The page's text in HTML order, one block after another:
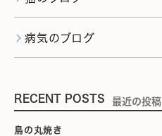
病気のブログ
RECENT POSTS 最近の投稿
鳥の丸焼き